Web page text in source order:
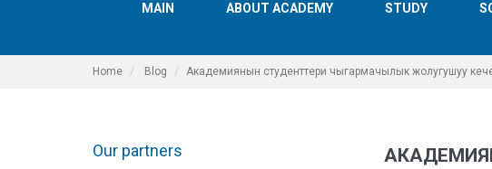
MAIN ABOUT ACADEMY STUDY
Home Blog Академиянын студенттери чыгармачылык жолугушуу
Our partners